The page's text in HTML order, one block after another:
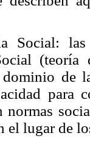
Social:
dominio de
para
normas
el lugar de